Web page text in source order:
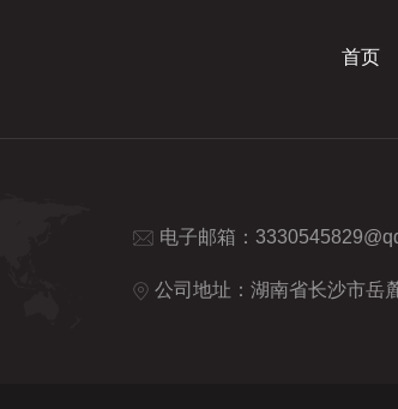
首页
电子邮箱：
公司地址：湖南省长沙市岳